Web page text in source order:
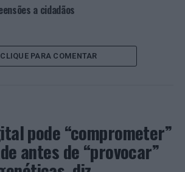
CRIMINALIDADE
roubo na Mouraria
a cidadãos
CLIQUE PARA COMENTAR
pode “comprometer”
antes de “provocar”